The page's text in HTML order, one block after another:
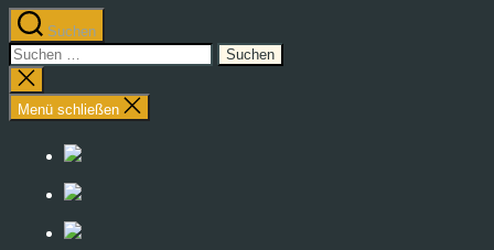
Suchen
Suchen
nach:
Suche
schließen
Menü schließen